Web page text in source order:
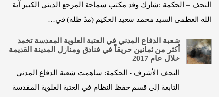
النجف – الحكمة :شارك وفد مكتب سماحة المرجع الديني الكبير آية
الله العظمى السيد محمد سعيد الحكيم (مدّ ظله) في…
شعبة الدفاع المدني في العتبة العلوية المقدسة تخمد
أكثر من ثمانين حريقاً في فنادق ومنازل المدينة القديمة
خلال عام 2017
النجف الأشرف - الحكمة: ساهمت شعبة الدفاع المدني
التابعة إلى قسم حفظ النظام في العتبة العلوية المقدسة